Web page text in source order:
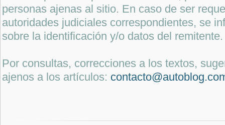
personas ajenas al sitio. En caso de ser
autoridades judiciales correspondientes, se
sobre la identificación y/o datos del remitente.
Por consultas, correcciones a los textos,
ajenos a los artículos: